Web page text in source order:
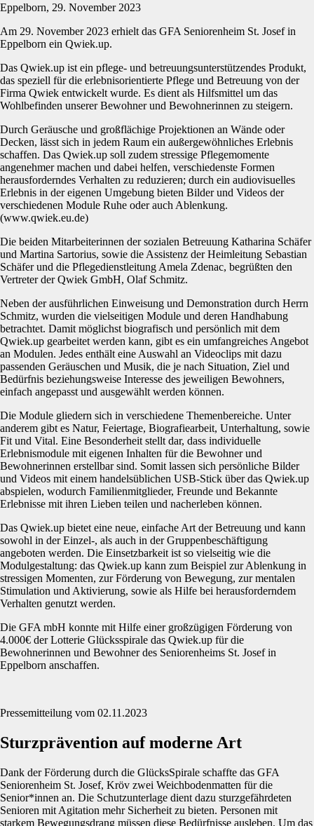
Eppelborn, 29. November 2023
Am 29. November 2023 erhielt das GFA Seniorenheim St. Josef in
Eppelborn ein Qwiek.up.
Das Qwiek.up ist ein pflege- und betreuungsunterstützendes Produkt,
das speziell für die erlebnisorientierte Pflege und Betreuung von der
Firma Qwiek entwickelt wurde. Es dient als Hilfsmittel um das
Wohlbefinden unserer Bewohner und Bewohnerinnen zu steigern.
Durch Geräusche und großflächige Projektionen an Wände oder
Decken, lässt sich in jedem Raum ein außergewöhnliches Erlebnis
schaffen. Das Qwiek.up soll zudem stressige Pflegemomente
angenehmer machen und dabei helfen, verschiedenste Formen
herausforderndes Verhalten zu reduzieren; durch ein audiovisuelles
Erlebnis in der eigenen Umgebung bieten Bilder und Videos der
verschiedenen Module Ruhe oder auch Ablenkung.
(www.qwiek.eu.de)
Die beiden Mitarbeiterinnen der sozialen Betreuung Katharina Schäfer
und Martina Sartorius, sowie die Assistenz der Heimleitung Sebastian
Schäfer und die Pflegedienstleitung Amela Zdenac, begrüßten den
Vertreter der Qwiek GmbH, Olaf Schmitz.
Neben der ausführlichen Einweisung und Demonstration durch Herrn
Schmitz, wurden die vielseitigen Module und deren Handhabung
betrachtet. Damit möglichst biografisch und persönlich mit dem
Qwiek.up gearbeitet werden kann, gibt es ein umfangreiches Angebot
an Modulen. Jedes enthält eine Auswahl an Videoclips mit dazu
passenden Geräuschen und Musik, die je nach Situation, Ziel und
Bedürfnis beziehungsweise Interesse des jeweiligen Bewohners,
einfach angepasst und ausgewählt werden können.
Die Module gliedern sich in verschiedene Themenbereiche. Unter
anderem gibt es Natur, Feiertage, Biografiearbeit, Unterhaltung, sowie
Fit und Vital. Eine Besonderheit stellt dar, dass individuelle
Erlebnismodule mit eigenen Inhalten für die Bewohner und
Bewohnerinnen erstellbar sind. Somit lassen sich persönliche Bilder
und Videos mit einem handelsüblichen USB-Stick über das Qwiek.up
abspielen, wodurch Familienmitglieder, Freunde und Bekannte
Erlebnisse mit ihren Lieben teilen und nacherleben können.
Das Qwiek.up bietet eine neue, einfache Art der Betreuung und kann
sowohl in der Einzel-, als auch in der Gruppenbeschäftigung
angeboten werden. Die Einsetzbarkeit ist so vielseitig wie die
Modulgestaltung: das Qwiek.up kann zum Beispiel zur Ablenkung in
stressigen Momenten, zur Förderung von Bewegung, zur mentalen
Stimulation und Aktivierung, sowie als Hilfe bei herausforderndem
Verhalten genutzt werden.
Die GFA mbH konnte mit Hilfe einer großzügigen Förderung von
4.000€ der Lotterie Glücksspirale das Qwiek.up für die
Bewohnerinnen und Bewohner des Seniorenheims St. Josef in
Eppelborn anschaffen.
Pressemitteilung vom 02.11.2023
Sturzprävention auf moderne Art
Dank der Förderung durch die GlücksSpirale schaffte das GFA
Seniorenheim St. Josef, Kröv zwei Weichbodenmatten für die
Senior*innen an. Die Schutzunterlage dient dazu sturzgefährdeten
Senioren mit Agitation mehr Sicherheit zu bieten. Personen mit
starkem Bewegungsdrang müssen diese Bedürfnisse ausleben. Um das